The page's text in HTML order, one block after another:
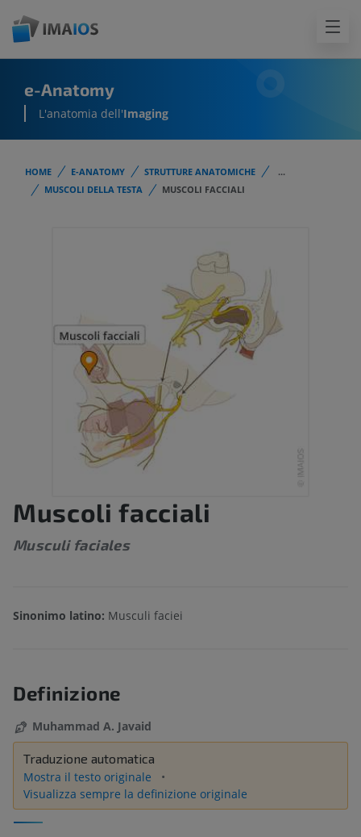
e-Anatomy
L'anatomia dell'Imaging
HOME E-ANATOMY STRUTTURE ANATOMICHE
...
MUSCOLI DELLA TESTA
MUSCOLI FACCIALI
Muscoli facciali
Musculi faciales
Sinonimo latino: Musculi faciei
Definizione
Muhammad A. Javaid
Traduzione automatica
Mostra il testo originale
Visualizza sempre la definizione originale